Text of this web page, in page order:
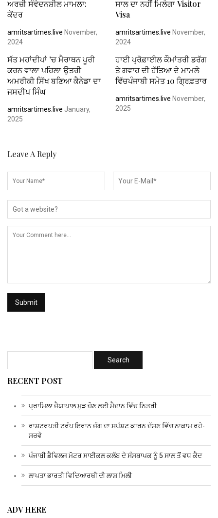
ਅਰਜ਼ੀ ਸੰਵੇਦਨਸ਼ੀਲ ਮਾਮਲਾ:
ਕੇਂਦਰ
amritsartimes.live November,
2024
ਸਾਲ ਦਾ ਨਹੀਂ ਮਿਲੇਗਾ Visitor
Visa
amritsartimes.live November,
2024
ਸੱਤ ਮਹਾਂਦੀਪਾਂ ’ਚ ਮੈਰਾਥਨ ਪੂਰੀ
ਕਰਨ ਵਾਲਾ ਪਹਿਲਾ ਉਤਰੀ
ਅਮਰੀਕੀ ਸਿੱਖ ਬਣਿਆ ਕੈਨੇਡਾ ਦਾ
ਜਸਦੀਪ ਸਿੰਘ
amritsartimes.live January,
2025
ਹਾਈ ਪ੍ਰੋਫ਼ਾਈਲ ਕੌਮਾਂਤਰੀ ਡਰੱਗ
ਤੇ ਗਵਾਹ ਦੀ ਹੱਤਿਆ ਦੇ ਮਾਮਲੇ
ਵਿੱਚਪੰਜਾਬੀ ਸਮੇਤ 10 ਗ੍ਰਿਫ਼ਤਾਰ
amritsartimes.live November,
2025
Leave A Reply
RECENT POST
ਪ੍ਰਾਮਿਲਾ ਜੈਯਾਪਾਲ ਮੁੜ ਚੋਣ ਲਈ ਮੈਦਾਨ ਵਿੱਚ ਨਿਤਰੀ
ਰਾਸ਼ਟਰਪਤੀ ਟਰੰਪ ਇਰਾਨ ਜੰਗ ਦਾ ਸਪੱਸ਼ਟ ਕਾਰਨ ਦੱਸਣ ਵਿੱਚ ਨਾਕਾਮ ਰਹੇ-
ਸਰਵੇ
ਪੰਜਾਬੀ ਡੈਵਿਲਜ ਮੋਟਰ ਸਾਈਕਲ ਕਲੱਬ ਦੇ ਸੰਸਥਾਪਕ ਨੂੰ 5 ਸਾਲ ਤੋਂ ਵਧ ਕੈਦ
ਲਾਪਤਾ ਭਾਰਤੀ ਵਿਦਿਆਰਥੀ ਦੀ ਲਾਸ਼ ਮਿਲੀ
ADV HERE